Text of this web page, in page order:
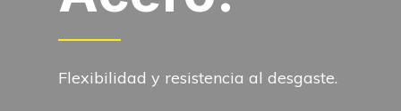
Flexibilidad y resistencia al desgaste.